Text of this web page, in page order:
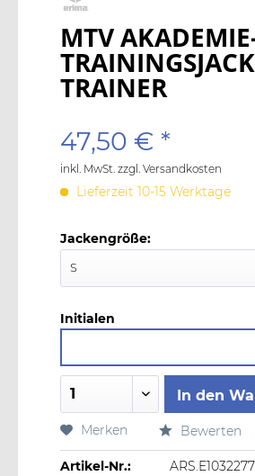
MTV
TRAINER
47,50 € *
inkl. MwSt.zzgl. Versandkosten
Lieferzeit 10-15 Werktage
Jackengröße:
Initialen
In den
Merken Bewerten
Artikel-Nr.:
ARS.E1032277